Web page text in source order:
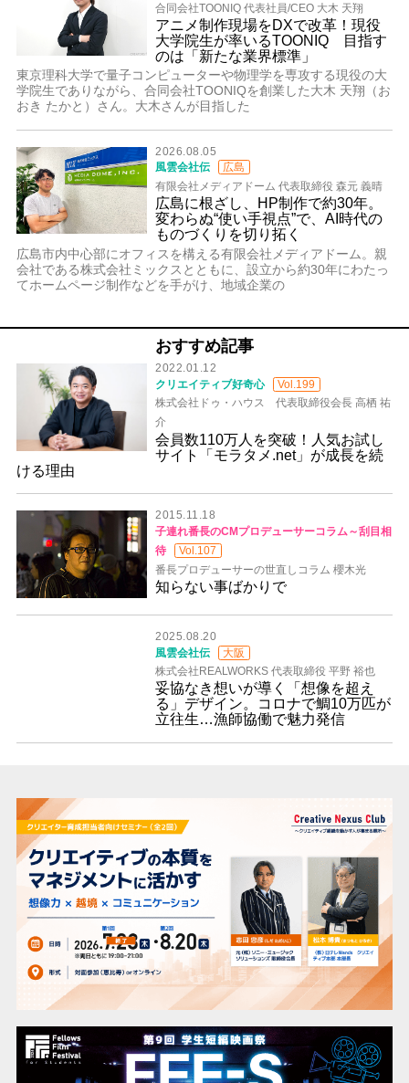
合同会社TOONIQ 代表社員/CEO 大木 天翔
アニメ制作現場をDXで改革！現役
大学院生が率いるTOONIQ 目指す
のは「新たな業界標準」
東京理科大学で量子コンピューターや物理学を専攻する現役の大
学院生でありながら、合同会社TOONIQを創業した大木 天翔（お
おき たかと）さん。大木さんが目指した
2026.08.05
風雲会社伝
広島
有限会社メディアドーム 代表取締役 森元 義晴
広島に根ざし、HP制作で約30年。
変わらぬ“使い手視点”で、AI時代の
ものづくりを切り拓く
広島市内中心部にオフィスを構える有限会社メディアドーム。親
会社である株式会社ミックスとともに、設立から約30年にわたっ
てホームページ制作などを手がけ、地域企業の
おすすめ記事
2022.01.12
クリエイティブ好奇心
Vol.199
株式会社ドゥ・ハウス 代表取締役会長 高栖 祐
介
会員数110万人を突破！人気お試し
サイト「モラタメ.net」が成長を続
ける理由
2015.11.18
子連れ番長のCMプロデューサーコラム～刮目相
待
Vol.107
番長プロデューサーの世直しコラム 櫻木光
知らない事ばかりで
2025.08.20
風雲会社伝
大阪
株式会社REALWORKS 代表取締役 平野 裕也
妥協なき想いが導く「想像を超え
る」デザイン。コロナで鯛10万匹が
立往生…漁師協働で魅力発信